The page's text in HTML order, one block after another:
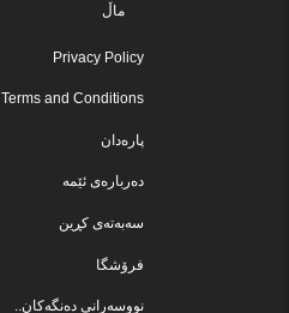
ماڵ
Privacy Policy
Terms and Conditions
پارەدان
دەربارەی ئێمە
سەبەتەی کڕین
فرۆشگا
نووسەرانی دەنگەکان..